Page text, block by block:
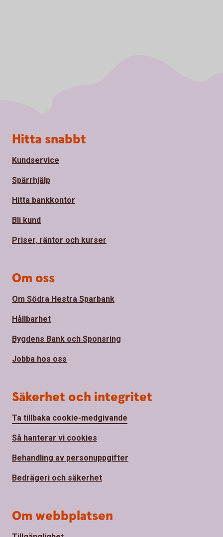
Sidfot
Hitta snabbt
Kundservice
Spärrhjälp
Hitta bankkontor
Bli kund
Priser, räntor och kurser
Om oss
Om Södra Hestra Sparbank
Hållbarhet
Bygdens Bank och Sponsring
Jobba hos oss
Säkerhet och integritet
Ta tillbaka cookie-medgivande
Så hanterar vi cookies
Behandling av personuppgifter
Bedrägeri och säkerhet
Om webbplatsen